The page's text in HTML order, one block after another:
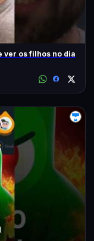
ver os filhos no dia